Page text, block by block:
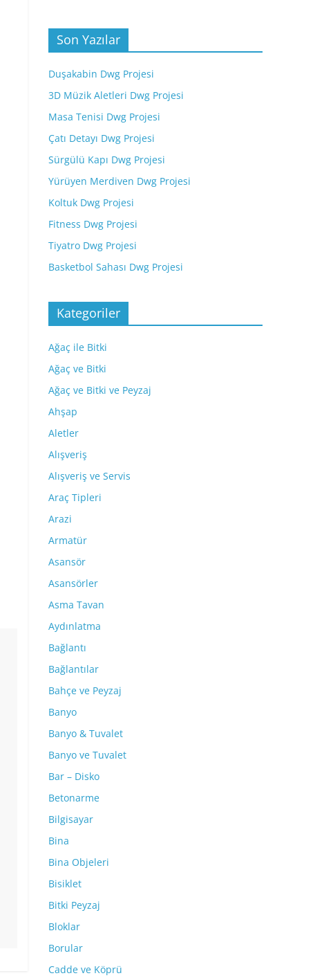
Son Yazılar
Duşakabin Dwg Projesi
3D Müzik Aletleri Dwg Projesi
Masa Tenisi Dwg Projesi
Çatı Detayı Dwg Projesi
Sürgülü Kapı Dwg Projesi
Yürüyen Merdiven Dwg Projesi
Koltuk Dwg Projesi
Fitness Dwg Projesi
Tiyatro Dwg Projesi
Basketbol Sahası Dwg Projesi
Kategoriler
Ağaç ile Bitki
Ağaç ve Bitki
Ağaç ve Bitki ve Peyzaj
Ahşap
Aletler
Alışveriş
Alışveriş ve Servis
Araç Tipleri
Arazi
Armatür
Asansör
Asansörler
Asma Tavan
Aydınlatma
Bağlantı
Bağlantılar
Bahçe ve Peyzaj
Banyo
Banyo & Tuvalet
Banyo ve Tuvalet
Bar – Disko
Betonarme
Bilgisayar
Bina
Bina Objeleri
Bisiklet
Bitki Peyzaj
Bloklar
Borular
Cadde ve Köprü